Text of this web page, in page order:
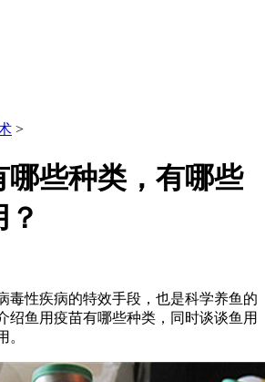
>
哪些种类，有哪些
毒性疾病的特效手段，也是科学养鱼的
绍鱼用疫苗有哪些种类，同时谈谈鱼用
。